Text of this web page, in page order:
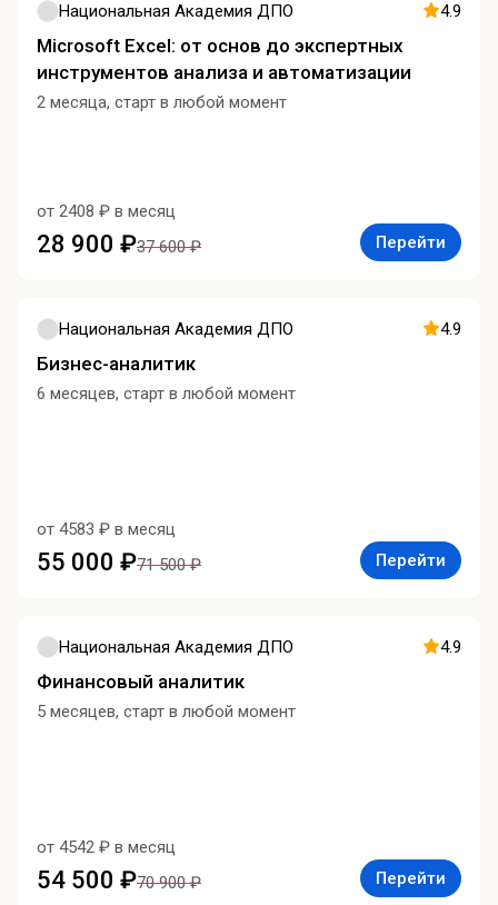
Национальная Академия ДПО 4.9
Microsoft Excel: от основ до экспертных
инструментов анализа и автоматизации
2 месяца, старт в любой момент
от 2408 ₽ в месяц
28 900 ₽37 600 ₽ Перейти
Национальная Академия ДПО 4.9
Бизнес-аналитик
6 месяцев, старт в любой момент
от 4583 ₽ в месяц
55 000 ₽71 500 ₽ Перейти
Национальная Академия ДПО 4.9
Финансовый аналитик
5 месяцев, старт в любой момент
от 4542 ₽ в месяц
54 500 ₽70 900 ₽ Перейти